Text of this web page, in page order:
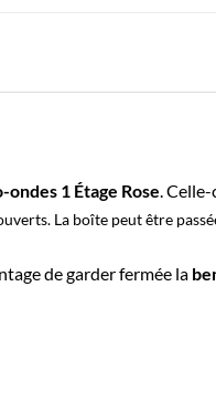
1 Étage Rose. Celle-
La boîte peut être
de garder fermée la